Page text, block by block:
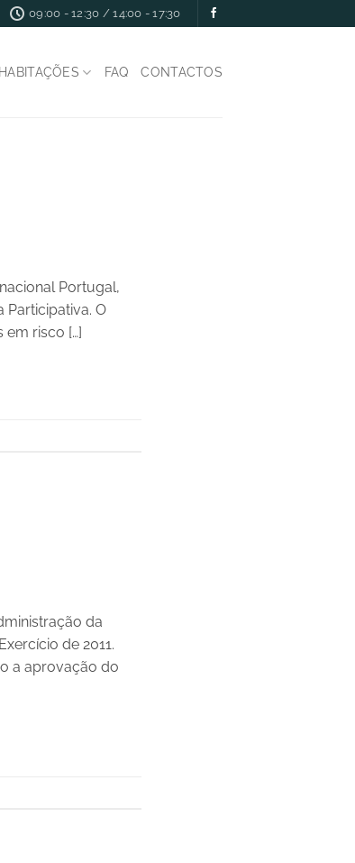
09:00 - 12:30 / 14:00 - 17:30
HABITAÇÕES FAQ CONTACTOS
Portugal,
Participativa. O
risco […]
da
de 2011.
a aprovação do